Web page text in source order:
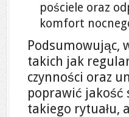
pościele oraz
komfort
Podsumowując,
takich jak
czynności oraz
poprawić jakość
takiego rytuału,